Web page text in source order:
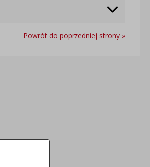
Powrót do poprzedniej strony »